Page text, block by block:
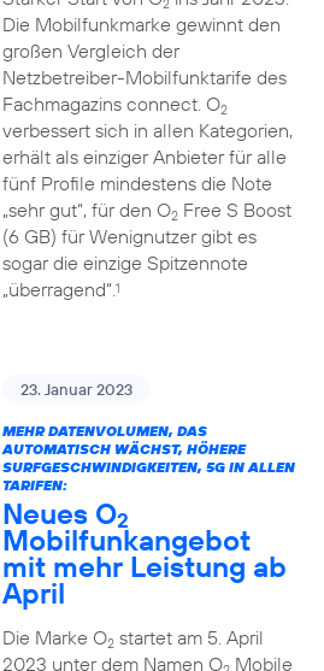
2
Die Mobilfunkmarke gewinnt den
großen Vergleich der
Netzbetreiber-Mobilfunktarife des
Fachmagazins connect. O2
verbessert sich in allen Kategorien,
erhält als einziger Anbieter für alle
fünf Profile mindestens die Note
„sehr gut“, für den O2Free S Boost
(6 GB) für Wenignutzer gibt es
sogar die einzige Spitzennote
„überragend“.1
23. Januar 2023
MEHR DATENVOLUMEN, DAS
AUTOMATISCH WÄCHST, HÖHERE
SURFGESCHWINDIGKEITEN, 5G IN ALLEN
TARIFEN:
Neues O2
Mobilfunkangebot
mit mehr Leistung ab
April
Die Marke O2startet am 5. April
2023 unter dem Namen O Mobile